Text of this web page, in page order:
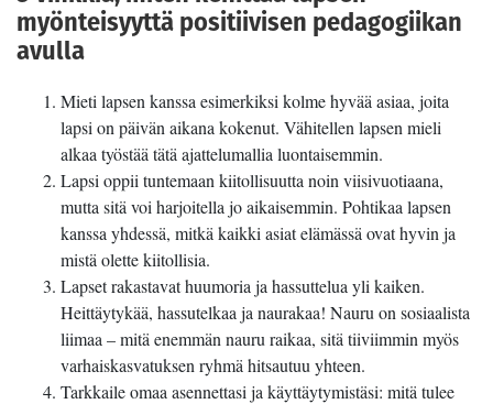
myönteisyyttä positiivisen pedagogiikan
avulla
Mieti lapsen kanssa esimerkiksi kolme hyvää asiaa, joita
lapsi on päivän aikana kokenut. Vähitellen lapsen mieli
alkaa työstää tätä ajattelumallia luontaisemmin.
Lapsi oppii tuntemaan kiitollisuutta noin viisivuotiaana,
mutta sitä voi harjoitella jo aikaisemmin. Pohtikaa lapsen
kanssa yhdessä, mitkä kaikki asiat elämässä ovat hyvin ja
mistä olette kiitollisia.
Lapset rakastavat huumoria ja hassuttelua yli kaiken.
Heittäytykää, hassutelkaa ja naurakaa! Nauru on sosiaalista
liimaa – mitä enemmän nauru raikaa, sitä tiiviimmin myös
varhaiskasvatuksen ryhmä hitsautuu yhteen.
Tarkkaile omaa asennettasi ja käyttäytymistäsi: mitä tulee